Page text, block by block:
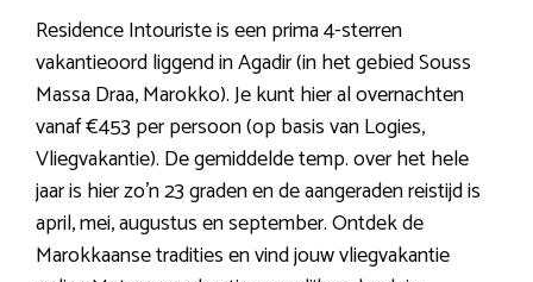
Residence Intouriste is een prima 4-sterren
vakantieoord liggend in Agadir (in het gebied Souss
Massa Draa, Marokko). Je kunt hier al overnachten
vanaf €453 per persoon (op basis van Logies,
Vliegvakantie). De gemiddelde temp. over het hele
jaar is hier zo’n 23 graden en de aangeraden reistijd is
april, mei, augustus en september. Ontdek de
Marokkaanse tradities en vind jouw vliegvakantie